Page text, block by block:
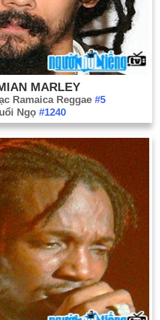
MARLEY
Ramaica Reggae #5
Ngọ #1240